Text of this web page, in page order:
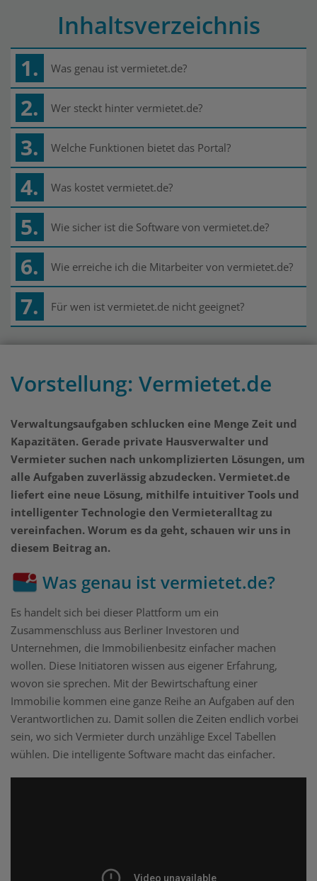
Inhaltsverzeichnis
1. Was genau ist vermietet.de?
2. Wer steckt hinter vermietet.de?
3. Welche Funktionen bietet das Portal?
4. Was kostet vermietet.de?
5. Wie sicher ist die Software von vermietet.de?
6. Wie erreiche ich die Mitarbeiter von vermietet.de?
7. Für wen ist vermietet.de nicht geeignet?
Vorstellung: Vermietet.de
Verwaltungsaufgaben schlucken eine Menge Zeit und
Kapazitäten. Gerade private Hausverwalter und
Vermieter suchen nach unkomplizierten Lösungen, um
alle Aufgaben zuverlässig abzudecken. Vermietet.de
liefert eine neue Lösung, mithilfe intuitiver Tools und
intelligenter Technologie den Vermieteralltag zu
vereinfachen. Worum es da geht, schauen wir uns in
diesem Beitrag an.
Was genau ist vermietet.de?
Es handelt sich bei dieser Plattform um ein
Zusammenschluss aus Berliner Investoren und
Unternehmen, die Immobilienbesitz einfacher machen
wollen. Diese Initiatoren wissen aus eigener Erfahrung,
wovon sie sprechen. Mit der Bewirtschaftung einer
Immobilie kommen eine ganze Reihe an Aufgaben auf den
Verantwortlichen zu. Damit sollen die Zeiten endlich vorbei
sein, wo sich Vermieter durch unzählige Excel Tabellen
wühlen. Die intelligente Software macht das einfacher.